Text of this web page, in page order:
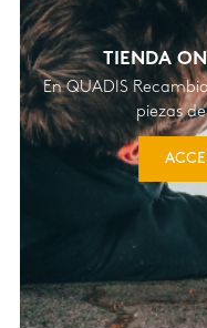
TIENDA
En QUADIS
piezas